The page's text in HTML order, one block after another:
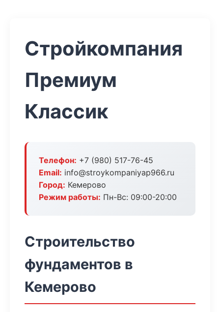
Стройкомпания
Премиум
Классик
Телефон: +7 (980) 517-76-45
Email: info@stroykompaniyap966.ru
Город: Кемерово
Режим работы: Пн-Вс: 09:00-20:00
Строительство
фундаментов в
Кемерово